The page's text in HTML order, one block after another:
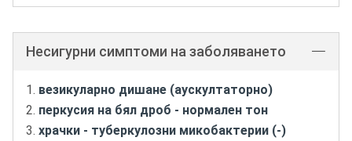
Несигурни симптоми на заболяването
везикуларно дишане (аускултаторно)
перкусия на бял дроб - нормален тон
храчки - туберкулозни микобактерии (-)